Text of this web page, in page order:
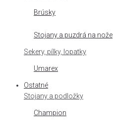
Brúsky
Stojany a puzdrá na nože
Sekery, pílky, lopatky
Umarex
Ostatné
Stojany a podložky
Champion